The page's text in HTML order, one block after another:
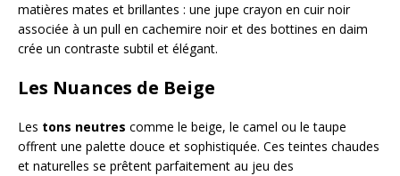
matières mates et brillantes : une jupe crayon en cuir noir
associée à un pull en cachemire noir et des bottines en daim
crée un contraste subtil et élégant.
Les Nuances de Beige
Les tons neutres comme le beige, le camel ou le taupe
offrent une palette douce et sophistiquée. Ces teintes chaudes
et naturelles se prêtent parfaitement au jeu des